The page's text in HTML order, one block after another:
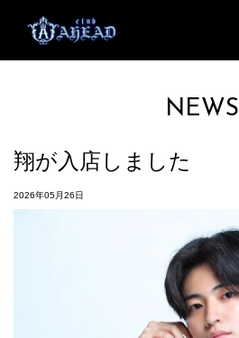
NEWS
翔が入店しました
2026年05月26日